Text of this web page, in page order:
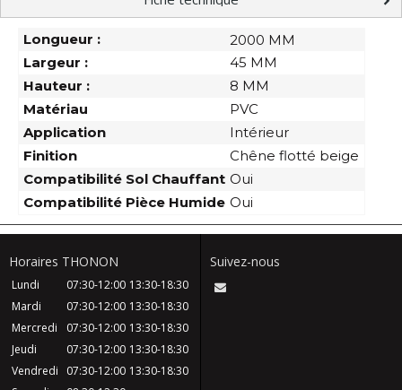
Longueur :
2000 MM
Largeur :
45 MM
Hauteur :
8 MM
Matériau
PVC
Application
Intérieur
Finition
Chêne flotté beige
Compatibilité Sol Chauffant Oui
Compatibilité Pièce Humide Oui
Horaires THONON
Lundi 07:30-12:00 13:30-18:30
Mardi
07:30-12:00 13:30-18:30
Mercredi
07:30-12:00 13:30-18:30
Jeudi
07:30-12:00 13:30-18:30
Vendredi
07:30-12:00 13:30-18:30
Suivez-nous